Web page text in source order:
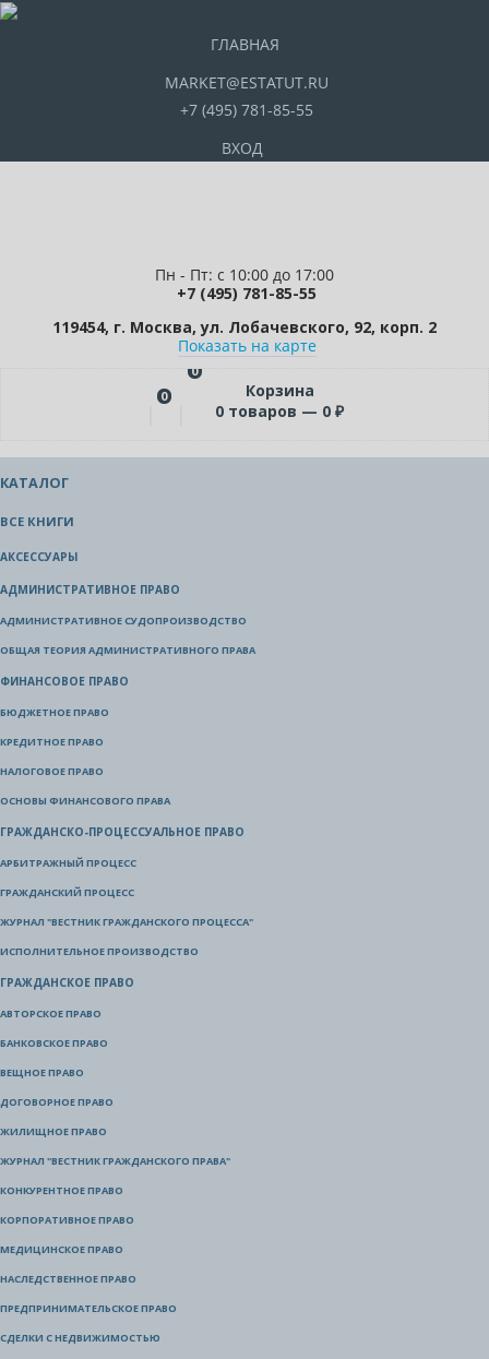
ГЛАВНАЯ
MARKET@ESTATUT.RU
+7 (495) 781-85-55
ВХОД
Пн - Пт: с 10:00 до 17:00
+7 (495) 781-85-55
119454, г. Москва, ул. Лобачевского, 92, корп. 2
Показать на карте
0
0
Корзина
0 товаров — 0 ₽
КАТАЛОГ
ВСЕ КНИГИ
АКСЕССУАРЫ
АДМИНИСТРАТИВНОЕ ПРАВО
АДМИНИСТРАТИВНОЕ СУДОПРОИЗВОДСТВО
ОБЩАЯ ТЕОРИЯ АДМИНИСТРАТИВНОГО ПРАВА
ФИНАНСОВОЕ ПРАВО
БЮДЖЕТНОЕ ПРАВО
КРЕДИТНОЕ ПРАВО
НАЛОГОВОЕ ПРАВО
ОСНОВЫ ФИНАНСОВОГО ПРАВА
ГРАЖДАНСКО-ПРОЦЕССУАЛЬНОЕ ПРАВО
АРБИТРАЖНЫЙ ПРОЦЕСС
ГРАЖДАНСКИЙ ПРОЦЕСС
ЖУРНАЛ "ВЕСТНИК ГРАЖДАНСКОГО ПРОЦЕССА"
ИСПОЛНИТЕЛЬНОЕ ПРОИЗВОДСТВО
ГРАЖДАНСКОЕ ПРАВО
АВТОРСКОЕ ПРАВО
БАНКОВСКОЕ ПРАВО
ВЕЩНОЕ ПРАВО
ДОГОВОРНОЕ ПРАВО
ЖИЛИЩНОЕ ПРАВО
ЖУРНАЛ "ВЕСТНИК ГРАЖДАНСКОГО ПРАВА"
КОНКУРЕНТНОЕ ПРАВО
КОРПОРАТИВНОЕ ПРАВО
МЕДИЦИНСКОЕ ПРАВО
НАСЛЕДСТВЕННОЕ ПРАВО
ПРЕДПРИНИМАТЕЛЬСКОЕ ПРАВО
СДЕЛКИ С НЕДВИЖИМОСТЬЮ